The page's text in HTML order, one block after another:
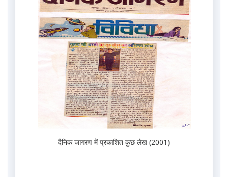
दैनिक जागरण में प्रकाशित कुछ लेख (2001)